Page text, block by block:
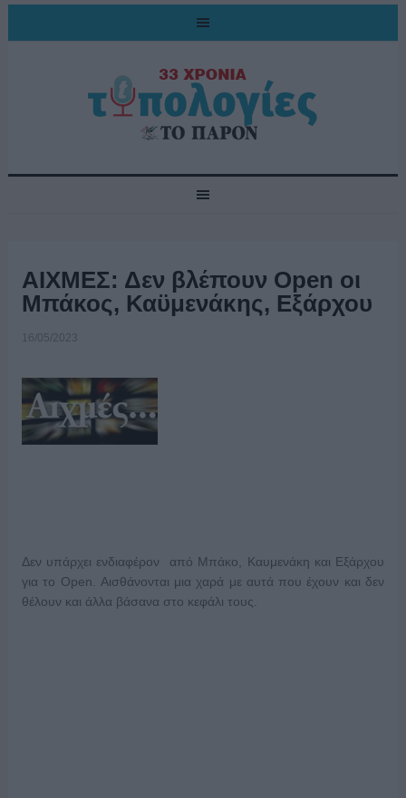
ΑΙΧΜΕΣ: Δεν βλέπουν Open οι
Μπάκος, Καϋμενάκης, Εξάρχου
16/05/2023
Δεν υπάρχει ενδιαφέρον από Μπάκο, Καυμενάκη και Εξάρχου
για το Open. Αισθάνονται μια χαρά με αυτά που έχουν και δεν
θέλουν και άλλα βάσανα στο κεφάλι τους.